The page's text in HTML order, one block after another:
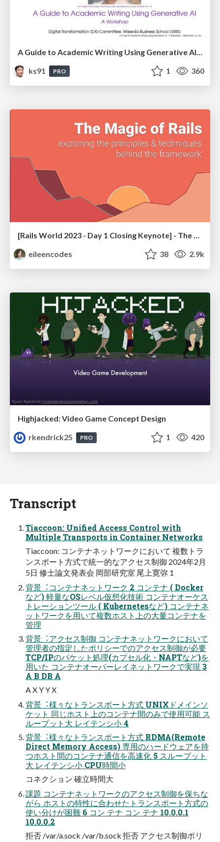
ks91
PRO 1 360
[Rails World 2023 - Day 1 Closing Keynote] - The Magic of Rails
eileencodes
38 2.9k
Highjacked: Video Game Concept Design
rkendrick25
PRO 1 420
Transcript
Tiaccoon: Unified Access Control with
Multiple Transports in Container Networks
Tiaccoon: コンテナネットワークにおいて 複数トラ
ンスポート⽅式で統⼀的なアクセス制御 2024年2⽉
5⽇ 修⼠論⽂発表会 岡部研究室 尾上寛弥 1
背景︓コンテナネットワーク 2 コンテナ ( Docker
など) 軽量なOSレベル仮想化技術 コンテナオーケス
トレーションツール ( Kubernetesなど) コンテナネ
ットワークを⽤いて複数ホスト上の⼤量コンテナを
管理
背景︓アクセス制御 コンテナネットワークにおいて
管理者の指定したポリシーでのアクセス制御が必要
TCP/IPのパケット処理(カプセル化・NAPTなど)を
⽤いた コンテナオーバーレイネットワークで実現 3
A B DB A
A X Y Y X
背景︓様々なトランスポート⽅式 UNIXドメインソ
ケット 同じホスト上のコンテナ間のみで使⽤可能 ス
ループット⼤ レイテンシ⼩ 4
背景︓様々なトランスポート⽅式 RDMA(Remote
Direct Memory Access) 専⽤のハードウェアを持
つホスト間のコンテナ通信を⾼速化 5 スループット
⼤ レイテンシ⼩ CPU時間⼩
コネクション 確⽴時間⼤
課題 コンテナネットワークのアクセス制御を保ちな
がら ホストの特性に合わせたトランスポート⽅式の
使い分けが困難 6 コン テナ コン テナ 10.0.0.1
10.0.0.2
拒否 /var/a.sock /var/b.sock 拒否 アクセス制御ポリ